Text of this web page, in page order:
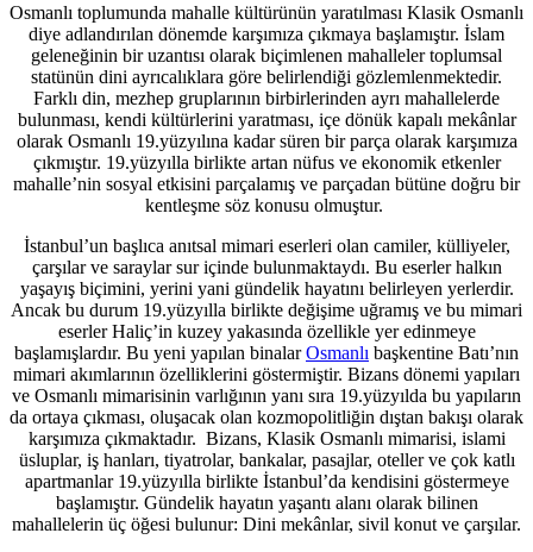
Osmanlı toplumunda mahalle kültürünün yaratılması Klasik Osmanlı
diye adlandırılan dönemde karşımıza çıkmaya başlamıştır. İslam
geleneğinin bir uzantısı olarak biçimlenen mahalleler toplumsal
statünün dini ayrıcalıklara göre belirlendiği gözlemlenmektedir.
Farklı din, mezhep gruplarının birbirlerinden ayrı mahallelerde
bulunması, kendi kültürlerini yaratması, içe dönük kapalı mekânlar
olarak Osmanlı 19.yüzyılına kadar süren bir parça olarak karşımıza
çıkmıştır. 19.yüzyılla birlikte artan nüfus ve ekonomik etkenler
mahalle’nin sosyal etkisini parçalamış ve parçadan bütüne doğru bir
kentleşme söz konusu olmuştur.
İstanbul’un başlıca anıtsal mimari eserleri olan camiler, külliyeler,
çarşılar ve saraylar sur içinde bulunmaktaydı. Bu eserler halkın
yaşayış biçimini, yerini yani gündelik hayatını belirleyen yerlerdir.
Ancak bu durum 19.yüzyılla birlikte değişime uğramış ve bu mimari
eserler Haliç’in kuzey yakasında özellikle yer edinmeye
başlamışlardır. Bu yeni yapılan binalarOsmanlı başkentine Batı’nın
mimari akımlarının özelliklerini göstermiştir. Bizans dönemi yapıları
ve Osmanlı mimarisinin varlığının yanı sıra 19.yüzyılda bu yapıların
da ortaya çıkması, oluşacak olan kozmopolitliğin dıştan bakışı olarak
karşımıza çıkmaktadır. Bizans, Klasik Osmanlı mimarisi, islami
üsluplar, iş hanları, tiyatrolar, bankalar, pasajlar, oteller ve çok katlı
apartmanlar 19.yüzyılla birlikte İstanbul’da kendisini göstermeye
başlamıştır. Gündelik hayatın yaşantı alanı olarak bilinen
mahallelerin üç öğesi bulunur: Dini mekânlar, sivil konut ve çarşılar.